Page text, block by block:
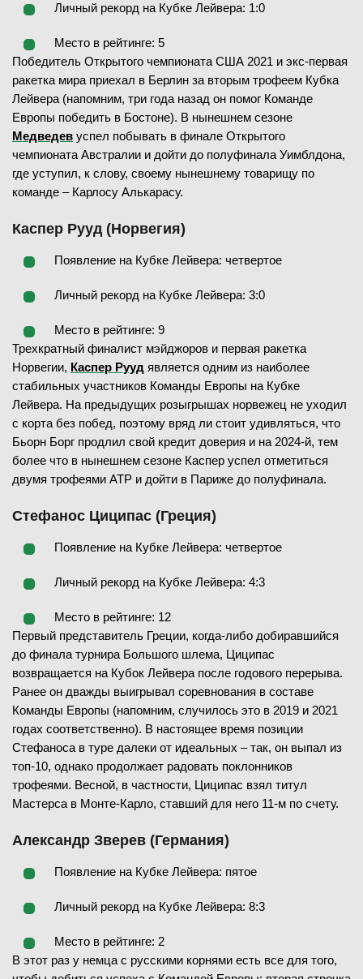
Личный рекорд на Кубке Лейвера: 1:0
Место в рейтинге: 5
Победитель Открытого чемпионата США 2021 и экс-первая
ракетка мира приехал в Берлин за вторым трофеем Кубка
Лейвера (напомним, три года назад он помог Команде
Европы победить в Бостоне). В нынешнем сезоне
Медведев успел побывать в финале Открытого
чемпионата Австралии и дойти до полуфинала Уимблдона,
где уступил, к слову, своему нынешнему товарищу по
команде – Карлосу Алькарасу.
Каспер Рууд (Норвегия)
Появление на Кубке Лейвера: четвертое
Личный рекорд на Кубке Лейвера: 3:0
Место в рейтинге: 9
Трехкратный финалист мэйджоров и первая ракетка
Норвегии, Каспер Рууд является одним из наиболее
стабильных участников Команды Европы на Кубке
Лейвера. На предыдущих розыгрышах норвежец не уходил
с корта без побед, поэтому вряд ли стоит удивляться, что
Бьорн Борг продлил свой кредит доверия и на 2024-й, тем
более что в нынешнем сезоне Каспер успел отметиться
двумя трофеями ATP и дойти в Париже до полуфинала.
Стефанос Циципас (Греция)
Появление на Кубке Лейвера: четвертое
Личный рекорд на Кубке Лейвера: 4:3
Место в рейтинге: 12
Первый представитель Греции, когда-либо добиравшийся
до финала турнира Большого шлема, Циципас
возвращается на Кубок Лейвера после годового перерыва.
Ранее он дважды выигрывал соревнования в составе
Команды Европы (напомним, случилось это в 2019 и 2021
годах соответственно). В настоящее время позиции
Стефаноса в туре далеки от идеальных – так, он выпал из
топ-10, однако продолжает радовать поклонников
трофеями. Весной, в частности, Циципас взял титул
Мастерса в Монте-Карло, ставший для него 11-м по счету.
Александр Зверев (Германия)
Появление на Кубке Лейвера: пятое
Личный рекорд на Кубке Лейвера: 8:3
Место в рейтинге: 2
В этот раз у немца с русскими корнями есть все для того,